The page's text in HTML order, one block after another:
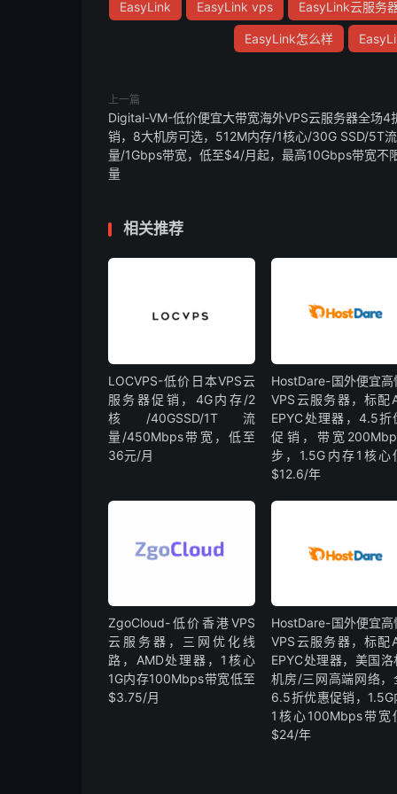
EasyLink EasyLink vps EasyLink云服务
EasyLink怎么样
上一篇
Digital-VM-低价便宜大带宽海外VPS云服务器全场4
销，8大机房可选，512M内存/1核心/30G SSD/5T流
量/1Gbps带宽，低至$4/月起，最高10Gbps带宽不
量
相关推荐
LOCVPS-低价日本VPS云
服务器促销，4G内存/2
核/40GSSD/1T流
量/450Mbps带宽，低至
36元/月
HostDare-国外便宜高
VPS云服务器，标配
EPYC处理器，4.5折
促销，带宽
步，1.5G内存1核心
$12.6/年
ZgoCloud-低价香港VPS
云服务器，三网优化线
路，AMD处理器，1核心
1G内存100Mbps带宽低至
$3.75/月
HostDare-国外便宜高
VPS云服务器，标配
EPYC处理器，美国洛
机房/三网高端网络，
6.5折优惠促销，1.5G
1核心100Mbps带宽
$24/年